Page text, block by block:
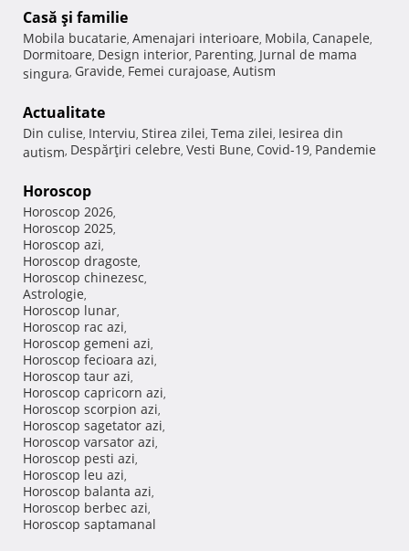
Casă şi familie
Mobila bucatarie, Amenajari interioare, Mobila, Canapele,
Dormitoare, Design interior, Parenting, Jurnal de mama
singura, Gravide, Femei curajoase, Autism
Actualitate
Din culise, Interviu, Stirea zilei, Tema zilei, Iesirea din
autism, Despărţiri celebre, Vesti Bune, Covid-19, Pandemie
Horoscop
Horoscop 2026,
Horoscop 2025,
Horoscop azi,
Horoscop dragoste,
Horoscop chinezesc,
Astrologie,
Horoscop lunar,
Horoscop rac azi,
Horoscop gemeni azi,
Horoscop fecioara azi,
Horoscop taur azi,
Horoscop capricorn azi,
Horoscop scorpion azi,
Horoscop sagetator azi,
Horoscop varsator azi,
Horoscop pesti azi,
Horoscop leu azi,
Horoscop balanta azi,
Horoscop berbec azi,
Horoscop saptamanal